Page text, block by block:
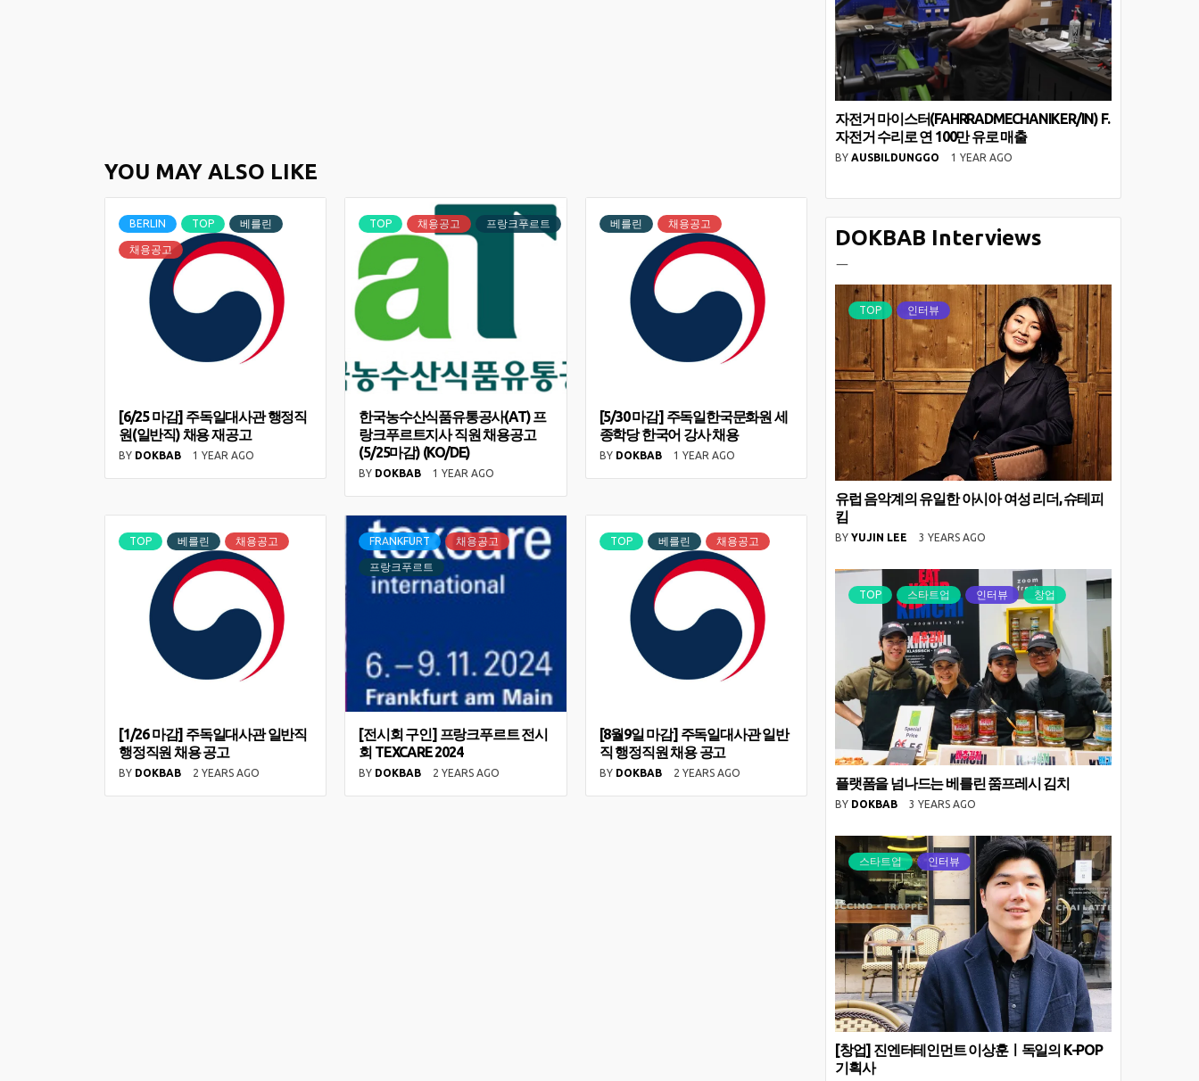
YOU MAY ALSO LIKE
BERLIN TOP 베를린
채용공고
[6/25 마감] 주독일대사관 행정직
원(일반직) 채용 재공고
BY DOKBAB 1 YEAR AGO
TOP 채용공고 프랑크푸르트
한국농수산식품유통공사(AT) 프
랑크푸르트지사 직원 채용공고
(5/25마감) (KO/DE)
BY DOKBAB 1 YEAR AGO
베를린 채용공고
[5/30 마감] 주독일한국문화원 세
종학당 한국어 강사 채용
BY DOKBAB 1 YEAR AGO
TOP 베를린 채용공고
[1/26 마감] 주독일대사관 일반직
행정직원 채용 공고
BY DOKBAB 2 YEARS AGO
FRANKFURT 채용공고
프랑크푸르트
[전시회 구인] 프랑크푸르트 전시
회 TEXCARE 2024
BY DOKBAB 2 YEARS AGO
TOP 베를린 채용공고
[8월9일 마감] 주독일대사관 일반
직 행정직원 채용 공고
BY DOKBAB 2 YEARS AGO
자전거 마이스터(FAHRRADMECHANIKER/IN) F.
자전거 수리로 연 100만 유로 매출
BY AUSBILDUNGGO 1 YEAR AGO
DOKBAB Interviews
ㅡ
TOP 인터뷰
유럽 음악계의 유일한 아시아 여성 리더, 슈테피
킴
BY YUJIN LEE 3 YEARS AGO
TOP 스타트업 인터뷰 창업
플랫폼을 넘나드는 베를린 쭘프레시 김치
BY DOKBAB 3 YEARS AGO
스타트업 인터뷰
[창업] 진엔터테인먼트 이상훈ㅣ독일의 K-POP
기획사